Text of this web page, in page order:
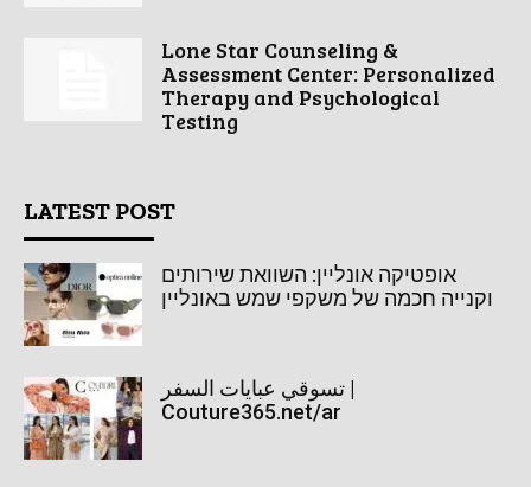
Lone Star Counseling &
Assessment Center: Personalized
Therapy and Psychological
Testing
LATEST POST
אופטיקה אונליין: השוואת שירותים
וקנייה חכמה של משקפי שמש באונליין
تسوقي عبايات السفر |
Couture365.net/ar